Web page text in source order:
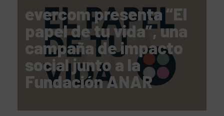
evercom presenta “El
papel de tu vida”, una
campaña de impacto
social junto a la
Fundación ANAR